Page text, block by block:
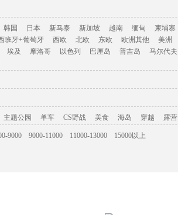
韩国 日本 新马泰 新加坡 越南 缅甸 柬埔寨
班牙+葡萄牙 西欧 北欧 东欧 欧洲其他 美洲
埃及 摩洛哥 以色列 巴厘岛 普吉岛 马尔代夫
主题公园 单车 CS野战 美食 海岛 穿越 露营
9000 9000-11000 11000-13000
15000以上